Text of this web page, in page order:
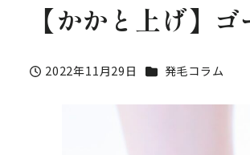
【かかと上げ】
投稿日
2022年11月29日 カテゴリー
発毛コラム